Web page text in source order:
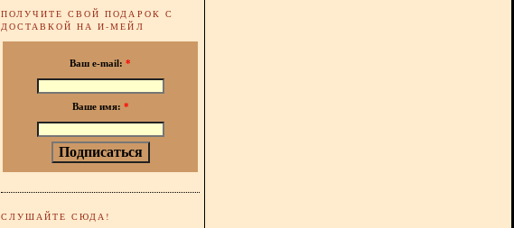
ПОЛУЧИТЕ СВОЙ ПОДАРОК С
ДОСТАВКОЙ НА И-МЕЙЛ
Ваш e-mail: *
Ваше имя: *
СЛУШАЙТЕ СЮДА!